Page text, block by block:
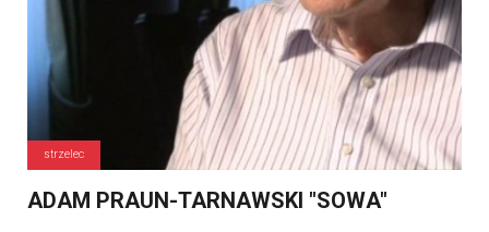
strzelec
ADAM PRAUN-TARNAWSKI "SOWA"